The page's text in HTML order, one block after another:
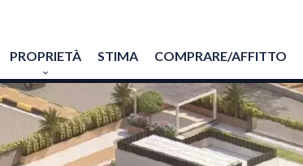
PROPRIETÀ STIMA COMPRARE/AFFITTO